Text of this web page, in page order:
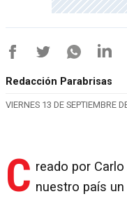
Redacción Parabrisas
VIERNES 13 DE SEPTIEMBRE
C reado por
nuestro país